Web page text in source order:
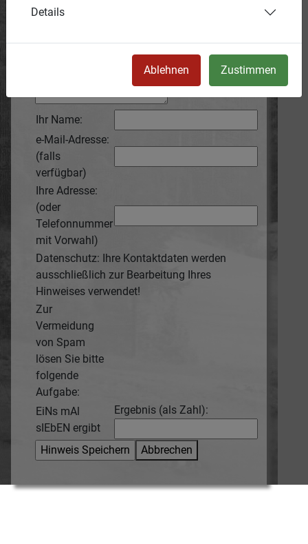
Grund:
Ihr Name:
e-Mail-Adresse:
(falls
verfügbar)
Ihre Adresse:
(oder
Telefonnummer
mit Vorwahl)
Datenschutz: Ihre Kontaktdaten werden
ausschließlich zur Bearbeitung Ihres
Hinweises verwendet!
Zur
Vermeidung
von Spam
lösen Sie bitte
folgende
Aufgabe:
EiNs mAl
sIEbEN ergibt
Ergebnis (als Zahl):
Abbrechen
Details
Ablehnen Zustimmen